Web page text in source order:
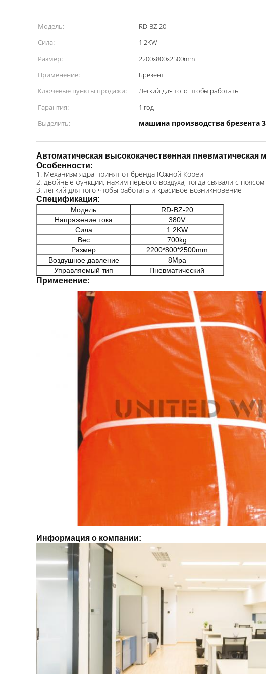
Модель: RD-BZ-20
Сила:
1.2KW
Размер:
2200x800x2500mm
Применение:
Брезент
Ключевые пункты продажи:
Легкий для того чтобы работать
Гарантия:
1 год
Выделить:
машина производства брезента
Автоматическая высококачественная пневматическая
Особенности:
1. Механизм ядра принят от бренда Южной Кореи
2. двойные функции, нажим первого воздуха, тогда связали с
3. легкий для того чтобы работать и красивое возникновение
Спецификация:
Модель
RD-BZ-20
Напряжение тока
380V
Сила
1.2KW
Вес
700kg
Размер
2200*800*2500mm
Воздушное давление
8Mpa
Управляемый тип
Пневматический
Применение:
Информация о компании: